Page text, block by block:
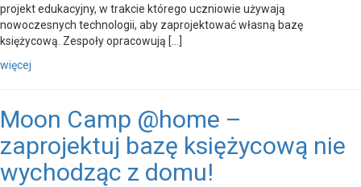
projekt edukacyjny, w trakcie którego uczniowie używają
nowoczesnych technologii, aby zaprojektować własną bazę
księżycową. Zespoły opracowują […]
więcej
Moon Camp @home –
zaprojektuj bazę księżycową nie
wychodząc z domu!